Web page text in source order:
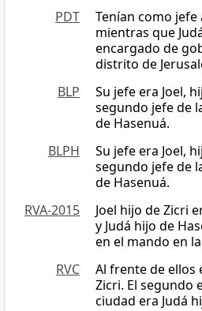
PDT
Tenían como jefe
mientras que
encargado de
distrito de
BLP
Su jefe era Joel,
segundo jefe de
de Hasenuá.
BLPH
Su jefe era Joel,
segundo jefe de
de Hasenuá.
RVA-2015
Joel hijo de Zicri
y Judá hijo de
en el mando en
RVC
Al frente de ellos
Zicri. El segundo
ciudad era Judá